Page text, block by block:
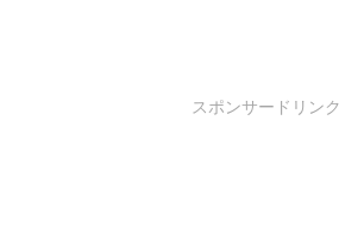
スポンサードリンク